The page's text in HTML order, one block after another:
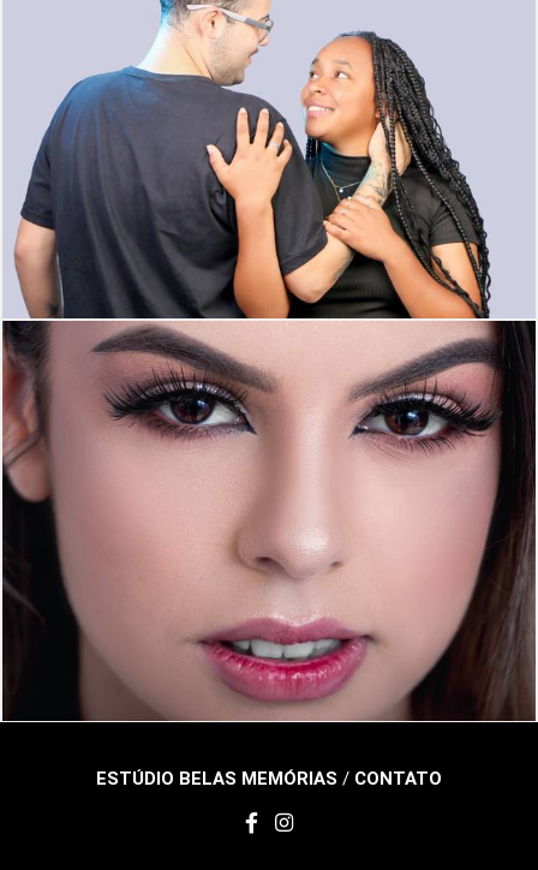
301 0
416
ESTÚDIO BELAS MEMÓRIAS / CONTATO